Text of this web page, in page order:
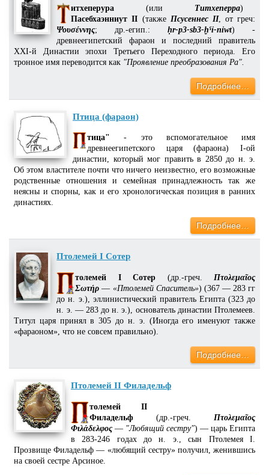
итхеперура (или Титхеперра)
Пасебхаэнниут II (также Псусеннес II, от греч:
Ψουσέννης; др.-егип.:ḥr-p3-sb3-ḫˁỉ-nỉwt) -
древнеегипетский фараон и последний правитель
XXI-й Династии эпохи Третьего Переходного периода. Его
тронное имя переводится как "Проявление преобразования Ра".
Подробнее…
Птица (фараон)
тица" - это вспомогательное имя
древнеегипетского царя (фараона) I-ой
династии, который мог править в 2850 до н. э.
Об этом властителе почти что ничего неизвестно, его возможные
родственные отношения и семейная принадлежность так же
неясны и спорны, как и его хронологическая позиция в ранних
династиях.
Подробнее…
Птолемей I Сотер
толемей I Сотер (др.-греч. Πτολεμαῖος
Σωτήρ — «Птолемей Спаситель») (367 — 283 гг
до н. э.), эллинистический правитель Египта (323 до
н. э. — 283 до н. э.), основатель династии Птолемеев.
Титул царя принял в 305 до н. э. (Иногда его именуют также
«фараоном», что не совсем правильно).
Подробнее…
Птолемей II Филадельф
толемей II
Филадельф(др.-греч. Πτολεμαῖος
Φιλάδελφος— "Любящий сестру") — царь Египта
в 283-246 годах до н. э., сын Птолемея I.
Прозвище Филадельф — «любящий сестру» получил, женившись
на своей сестре Арсиное.